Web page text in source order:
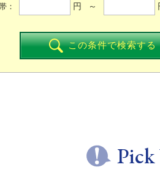
： 円 ～
この条件で検索する